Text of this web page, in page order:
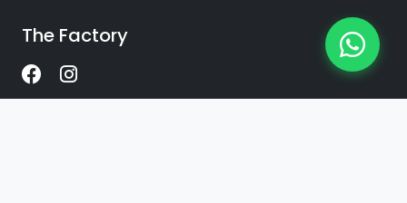
The Factory